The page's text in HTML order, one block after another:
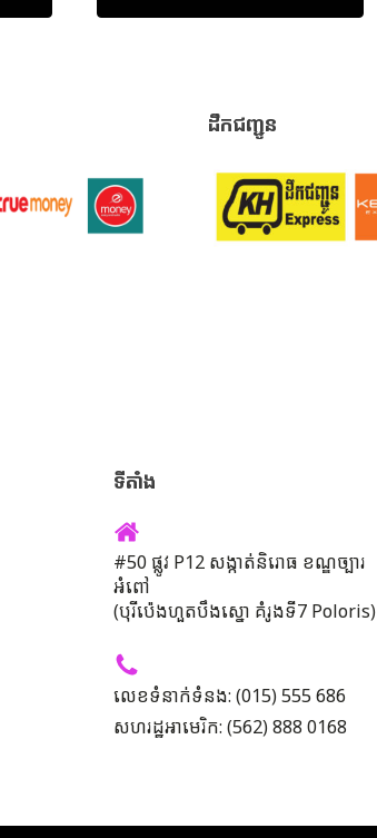
ដឹកជញ្ជូន
ទីតាំង
#50 ផ្លូវ P12 សង្កាត់និរោធ ខណ្ឌច្បារ
អំពៅ
(បុរីប៉េងហួតបឹងស្នោ គំរូងទី7 Poloris)
លេខទំនាក់ទំនង: (015) 555 686
សហរដ្ឋអាមេរិក: (562) 888 0168